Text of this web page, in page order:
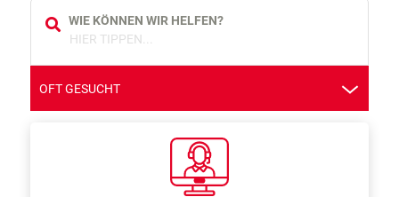
OFT GESUCHT